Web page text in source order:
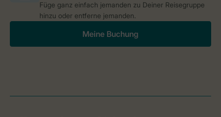
Füge ganz einfach jemanden zu Deiner Reisegruppe
hinzu oder entferne jemanden.
Meine Buchung